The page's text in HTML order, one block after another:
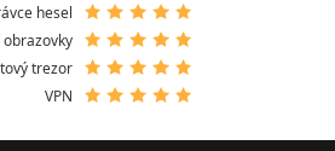
hesel
trezor
VPN